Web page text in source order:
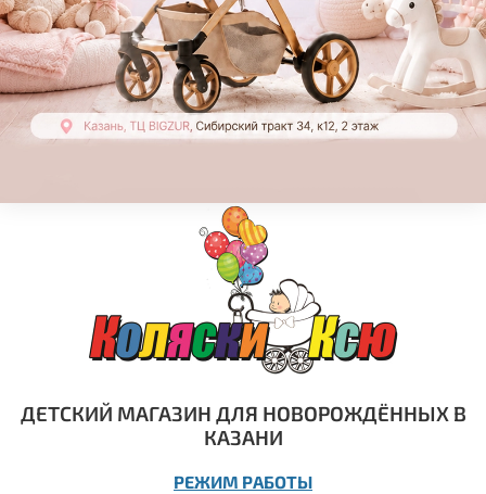
ДЕТСКИЙ МАГАЗИН ДЛЯ НОВОРОЖДЁННЫХ В
КАЗАНИ
РЕЖИМ РАБОТЫ